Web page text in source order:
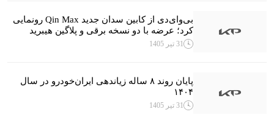
بی‌وای‌دی از کابین سدان جدید Qin Max رونمایی
کرد؛ عرضه با دو نسخه برقی و پلاگین هیبرید
31 تیر 1405
پایان روند ۸ ساله زیاندهی ایران‌خودرو در سال
۱۴۰۴
31 تیر 1405